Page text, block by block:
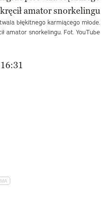
błękitnego karmiącego młode.
amator snorkelingu. Fot. YouTube